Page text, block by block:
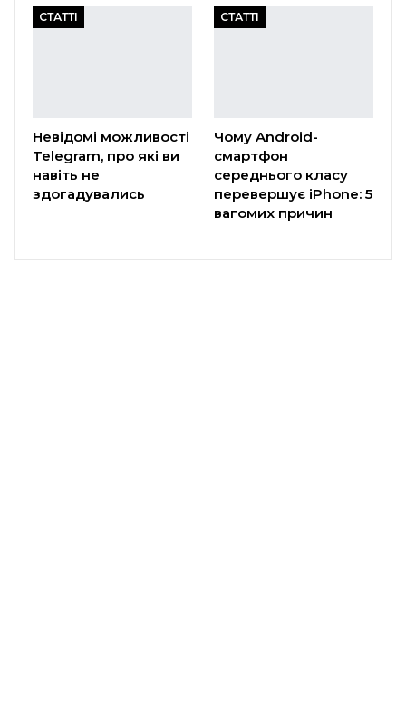
СТАТТІ
Невідомі можливості
Telegram, про які ви
навіть не
здогадувались
СТАТТІ
Чому Android-
смартфон
середнього класу
перевершує iPhone: 5
вагомих причин